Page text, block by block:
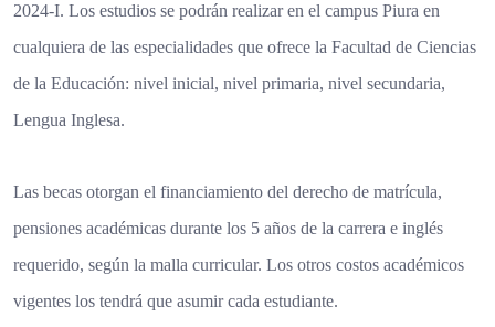
2024-I. Los estudios se podrán realizar en el campus Piura en
cualquiera de las especialidades que ofrece la Facultad de Ciencias
de la Educación: nivel inicial, nivel primaria, nivel secundaria,
Lengua Inglesa.
Las becas otorgan el financiamiento del derecho de matrícula,
pensiones académicas durante los 5 años de la carrera e inglés
requerido, según la malla curricular. Los otros costos académicos
vigentes los tendrá que asumir cada estudiante.